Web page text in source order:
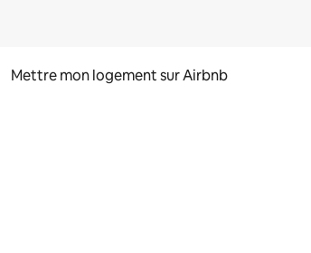
Mettre mon logement sur Airbnb